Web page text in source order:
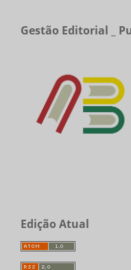
Gestão Editorial _
Edição Atual